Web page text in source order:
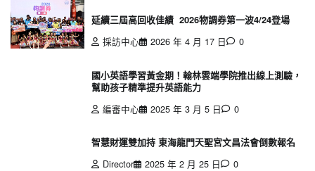
延續三屆高回收佳績 2026物調券第一波4/24登場
採訪中心
2026 年 4 月 17 日 0
國小英語學習黃金期！翰林雲端學院推出線上測驗，
幫助孩子精準提升英語能力
編審中心
2025 年 3 月 5 日 0
智慧財運雙加持 東海龍門天聖宮文昌法會倒數報名
Director
2025 年 2 月 25 日 0